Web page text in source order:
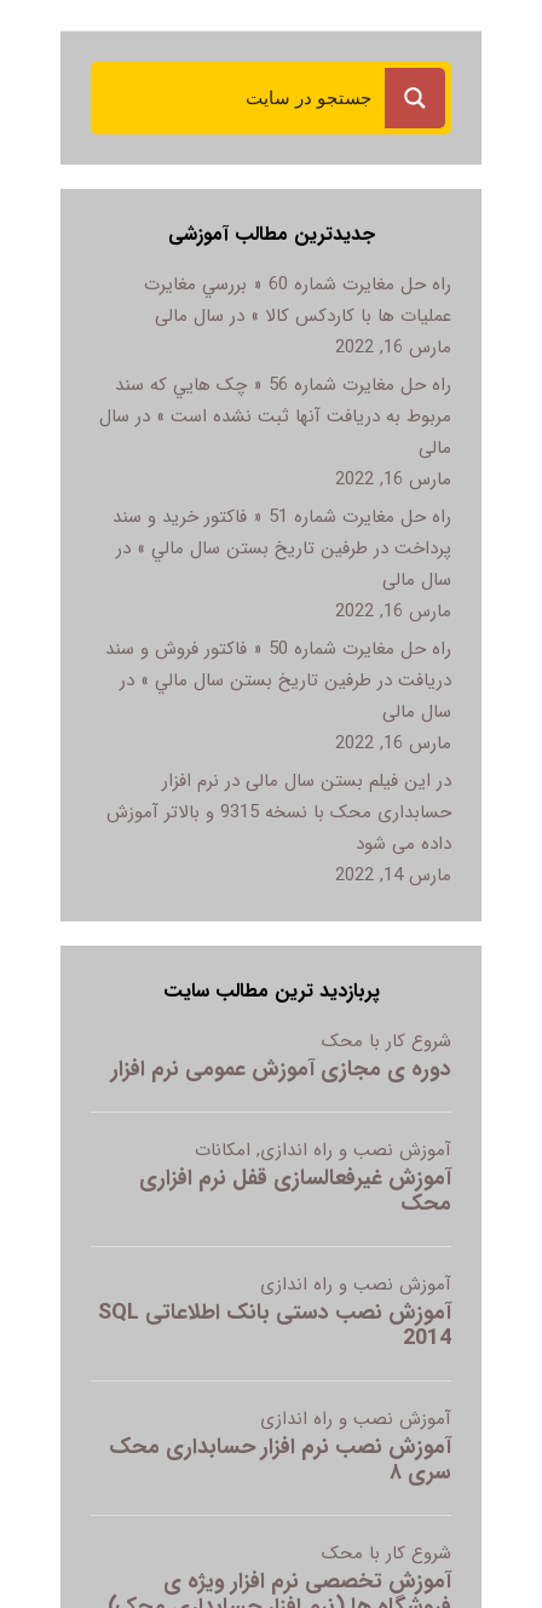
جدیدترین مطالب آموزشی
راه حل مغایرت شماره 60 « بررسي مغايرت
عمليات ها با کاردکس کالا » در سال مالی
مارس 16, 2022
راه حل مغایرت شماره 56 « چک هايي که سند
مربوط به دريافت آنها ثبت نشده است » در سال
مالی
مارس 16, 2022
راه حل مغایرت شماره 51 « فاکتور خريد و سند
پرداخت در طرفين تاريخ بستن سال مالي » در
سال مالی
مارس 16, 2022
راه حل مغایرت شماره 50 « فاکتور فروش و سند
دريافت در طرفين تاريخ بستن سال مالي » در
سال مالی
مارس 16, 2022
در این فیلم بستن سال مالی در نرم افزار
حسابداری محک با نسخه 9315 و بالاتر آموزش
داده می شود
مارس 14, 2022
پربازدید ترین مطالب سایت